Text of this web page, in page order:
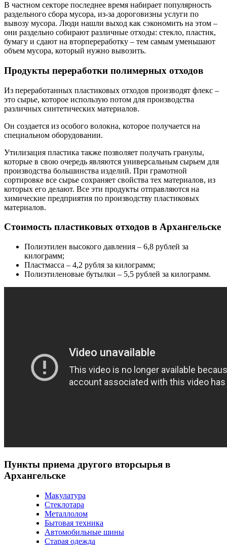
В частном секторе последнее время набирает популярность
раздельного сбора мусора, из-за дороговизны услуги по
вывозу мусора. Люди нашли выход как сэкономить на этом –
они раздельно собирают различные отходы: стекло, пластик,
бумагу и сдают на вторпереработку – тем самым уменьшают
объем мусора, который нужно вывозить.
Продукты переработки полимерных отходов
Из переработанных пластиковых отходов производят флекс –
это сырье, которое использую потом для производства
различных синтетических материалов.
Он создается из особого волокна, которое получается на
специальном оборудовании.
Утилизация пластика также позволяет получать гранулы,
которые в свою очередь являются универсальным сырьем для
производства большинства изделий. При грамотной
сортировке все сырье сохраняет свойства тех материалов, из
которых его делают. Все эти продукты отправляются на
химические предприятия по производству пластиковых
материалов.
Стоимость пластиковых отходов в Архангельске
Полиэтилен высокого давления – 6,8 рублей за
килограмм;
Пластмасса – 4,2 рубля за килограмм;
Полиэтиленовые бутылки – 5,5 рублей за килограмм.
Пункты приема другого вторсырья в
Архангельске
Макулатура
Стеклотара
Металлолом
Бытовая техника
Автомобильные шины
Старая одежда